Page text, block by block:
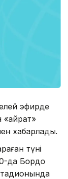
эфирде
хабарлады.
түні
да Бордо